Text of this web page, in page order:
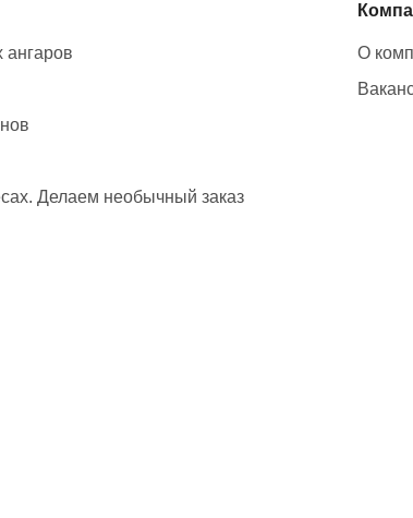
ангаров
Делаем необычный заказ
О